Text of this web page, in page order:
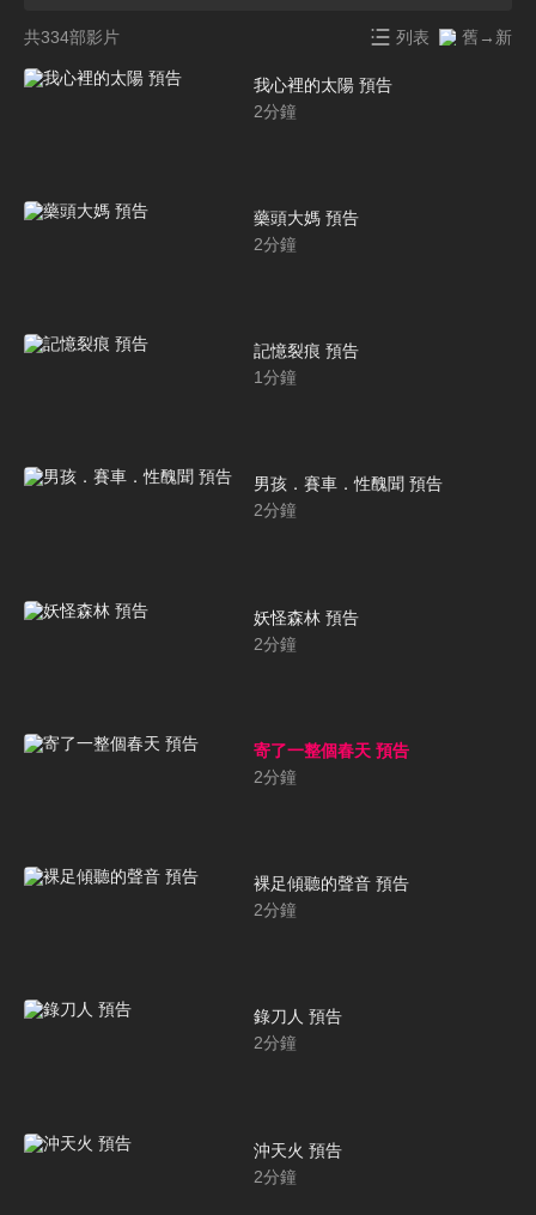
共334部影片 列表 舊→新
我心裡的太陽 預告
2分鐘
藥頭大媽 預告
2分鐘
記憶裂痕 預告
1分鐘
男孩．賽車．性醜聞 預告
2分鐘
妖怪森林 預告
2分鐘
寄了一整個春天 預告
2分鐘
裸足傾聽的聲音 預告
2分鐘
錄刀人 預告
2分鐘
沖天火 預告
2分鐘